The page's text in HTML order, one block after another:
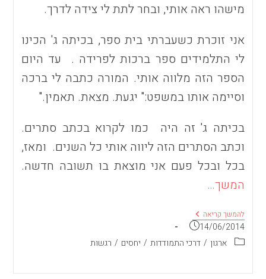
מישהו ראה אותי, ובחר לתת לי צידה לדרך.
אני זוכרת כשעברתי בית ספר, בכיתה ג' הכינו
לי התלמידים ספר ברכות לפרידה . עד היום
הספר הזה מלווה אותי. המורה כתבה לי ברכה
וסיימה אותו במשפט:" יגעת. מצאת. תאמין."
בכיתה ג' זה היה כמו לקרוא בכתב סתרים.
וכתב הסתרים הזה ליווה אותי כל השנים. ומאז,
בכל ובכל פעם אני מוצאת בו תשובה חדשה.
המשך…
להמשך קריאהמי
שברך פורסם:
14/06/2014
קטגוריה:
ארגון / דרכי התמודדות / יחסים / רגשות